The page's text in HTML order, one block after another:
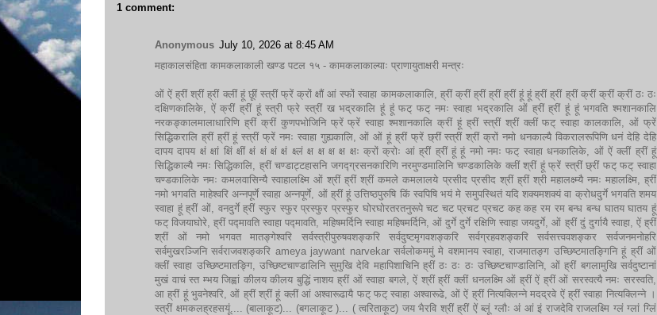
1 comment:
Anonymous July 10, 2026 at 8:45 AM
महाकालसंहिता कामकलाकाली खण्ड पटल १५ - कामकलाकाल्याः प्राणायुताक्षरी मन्त्रः
ओं ऐं ह्रीं श्रीं ह्रीं क्लीं हूं छूीं स्त्रीं फ्रें क्रों क्षौं आं स्फों स्वाहा कामकलाकालि, ह्रीं क्रीं ह्रीं ह्रीं ह्रीं हूं हूं ह्रीं ह्रीं ह्रीं क्रीं क्रीं क्रीं ठः ठः
दक्षिणकालिके, ऐं क्रीं ह्रीं हूं स्त्री फ्रे स्त्रीं ख भद्रकालि हूं हूं फट् फट् नमः स्वाहा भद्रकालि ओं ह्रीं ह्रीं हूं हूं भगवति श्मशानकालि
नरकङ्कालमालाधारिणि ह्रीं क्रीं कुणपभोजिनि फ्रें फ्रें स्वाहा श्मशानकालि क्रीं हूं ह्रीं स्त्रीं श्रीं क्लीं फट् स्वाहा कालकालि, ओं फ्रें
सिद्धिकरालि ह्रीं ह्रीं हूं स्त्रीं फ्रें नमः स्वाहा गुह्यकालि, ओं ओं हूं ह्रीं फ्रें छ्रीं स्त्रीं श्रीं क्रों नमो धनकाल्यै विकरालरूपिणि धनं देहि देहि
दापय दापय क्षं क्षां क्षिं क्षीं क्षं क्षं क्षं क्षं क्ष्लं क्ष क्ष क्ष क्ष क्षः क्रों क्रोः आं ह्रीं ह्रीं हूं हूं नमो नमः फट् स्वाहा धनकालिके, ओं ऐं क्लीं ह्रीं हूं
सिद्धिकाल्यै नमः सिद्धिकालि, ह्रीं चण्डाट्टहासनि जगद्ग्रसनकारिणि नरमुण्डमालिनि चण्डकालिके क्लीं श्रीं हूं फ्रें स्त्रीं छ्रीं फट् फट् स्वाहा
चण्डकालिके नमः कमलवासिन्यै स्वाहालक्ष्मि ओं श्रीं ह्रीं श्रीं कमले कमलालये प्रसीद प्रसीद श्रीं ह्रीं श्री महालक्ष्म्यै नमः महालक्ष्मि, ह्रीं
नमो भगवति माहेश्वरि अन्नपूर्णे स्वाहा अन्नपूर्णे, ओं ह्रीं हूं उत्तिष्ठपुरुषि किं स्वपिषि भयं मे समुपस्थितं यदि शक्यमशक्यं वा क्रोधदुर्गे भगवति शमय
स्वाहा हूं ह्रीं ओं, वनदुर्गे ह्रीं स्फुर स्फुर प्रस्फुर प्रस्फुर घोरघोरतरतनुरूपे चट चट प्रचट प्रचट कह कह रम रम बन्ध बन्ध घातय घातय हूं
फट् विजयाघोरे, ह्रीं पद्मावति स्वाहा पद्मावति, महिषमर्दिनि स्वाहा महिषमर्दिनि, ओं दुर्गे दुर्गे रक्षिणि स्वाहा जयदुर्गे, ओं ह्रीं दुं दुर्गायै स्वाहा, ऐं ह्रीं
श्रीं ओं नमो भगवत मातङ्गेश्वरि सर्वस्त्रीपुरुषवशङ्करि सर्वदुष्टमृगवशङ्करि सर्वग्रहवशङ्करि सर्वसत्त्ववशङ्कर सर्वजनमनोहरि
सर्वमुखरञ्जिनि सर्वराजवशङ्करि ameya jaywant narvekar सर्वलोकममुं मे वशमानय स्वाहा, राजमातङ्ग उच्छिष्टमातङ्गिनि हूं ह्रीं ओं
क्लीं स्वाहा उच्छिष्टमातङ्गि, उच्छिष्टचाण्डालिनि सुमुखि देवि महापिशाचिनि ह्रीं ठः ठः ठः उच्छिष्टचाण्डालिनि, ओं ह्रीं बगलामुखि सर्वदुष्टानां
मुखं वाचं स्त म्भय जिह्वां कीलय कीलय बुद्धिं नाशय ह्रीं ओं स्वाहा बगले, ऐं श्रीं ह्रीं क्लीं धनलक्ष्मि ओं ह्रीं ऐं ह्रीं ओं सरस्वत्यै नमः सरस्वति,
आ ह्रीं हूं भुवनेश्वरि, ओं ह्रीं श्रीं हूं क्लीं आं अश्वारूढायै फट् फट् स्वाहा अश्वारूढे, ओं ऐं ह्रीं नित्यक्लिन्ने मदद्रवे ऐं ह्रीं स्वाहा नित्यक्लिन्ने ।
स्त्रीं क्षमकलह्रहसयूं.... (बालाकूट)... (बगलाकूट )... ( त्वरिताकूट) जय भैरवि श्रीं ह्रीं ऐं ब्लूं ग्लौः अं आं इं राजदेवि राजलक्ष्मि ग्लं ग्लां ग्लिं